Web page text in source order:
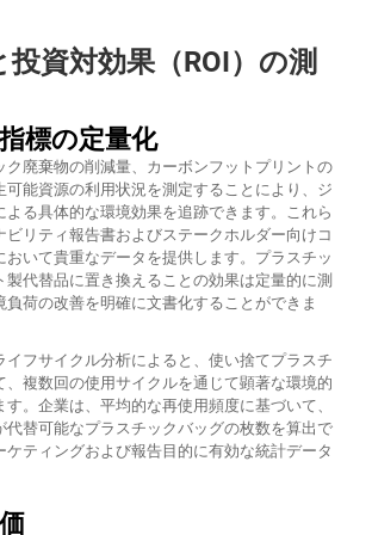
資対効果（ROI）の測
標の定量化
ク廃棄物の削減量、カーボンフットプリントの
可能資源の利用状況を測定することにより、ジ
よる具体的な環境効果を追跡できます。これら
ビリティ報告書およびステークホルダー向けコ
おいて貴重なデータを提供します。プラスチッ
製代替品に置き換えることの効果は定量的に測
負荷の改善を明確に文書化することができま
イフサイクル分析によると、使い捨てプラスチ
、複数回の使用サイクルを通じて顕著な環境的
。企業は、平均的な再使用頻度に基づいて、
代替可能なプラスチックバッグの枚数を算出で
ケティングおよび報告目的に有効な統計データ